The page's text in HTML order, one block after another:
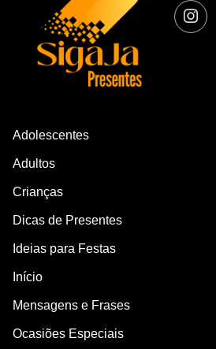
Adolescentes
Adultos
Crianças
Dicas de Presentes
Ideias para Festas
Início
Mensagens e Frases
Ocasiões Especiais